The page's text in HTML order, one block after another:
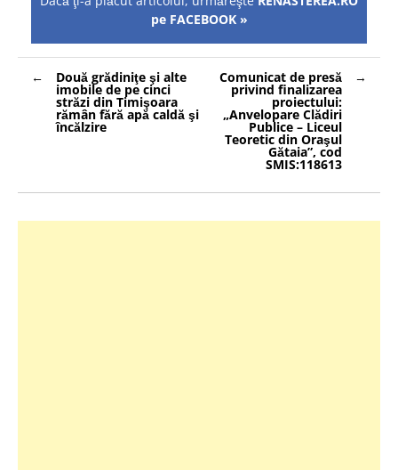
pe FACEBOOK »
Navigare
în
articole
Două grădiniţe şi alte
imobile de pe cinci
străzi din Timişoara
rămân fără apă caldă şi
încălzire
Comunicat de presă
privind finalizarea
proiectului:
„Anvelopare Clădiri
Publice – Liceul
Teoretic din Oraşul
Gătaia”, cod
SMIS:118613